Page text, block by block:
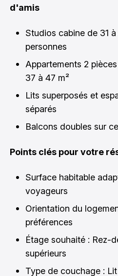
d'amis
Studios cabine de 31
personnes
Appartements 2
37 à 47 m²
Lits superposés et
séparés
Balcons doubles sur
Points clés pour votre
Surface habitable
voyageurs
Orientation du
préférences
Étage souhaité : Rez-
supérieurs
Type de couchage :